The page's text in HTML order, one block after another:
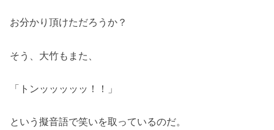
お分かり頂けただろうか？
そう、大竹もまた、
「トンッッッッッ！！」
という擬音語で笑いを取っているのだ。